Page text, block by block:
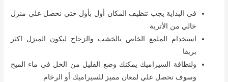
في البداية يجب تنظيف المكان أول بأول حتي نحصل علي منزل
خالي من الأتربة
استخدام الملمع الخاص بالخشب والزجاج ليكون المنزل اكثر
بريقا
ولنظافة السيراميك يمكنك وضع القليل من الخل في ماء الميح
وسوف تحصل علي لمعان مميز للسيراميك أو الرخام